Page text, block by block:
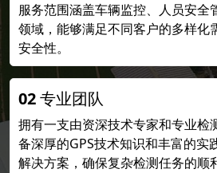
服务范围涵盖车辆监控、人员安全
领域，能够满足不同客户的多样化
安全性。
02专业团队
拥有一支由资深技术专家和专业检
备深厚的GPS技术知识和丰富的实
解决方案，确保复杂检测任务的顺